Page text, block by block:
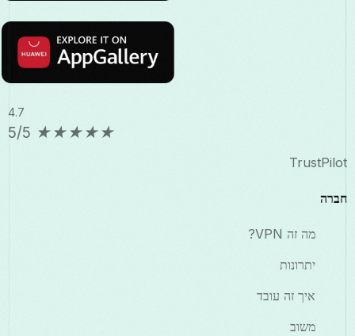
4.7
★
★
★
★
★
5/5
TrustPilot
חברה
מה זה VPN?
יתרונות
איך זה עובד
משוב